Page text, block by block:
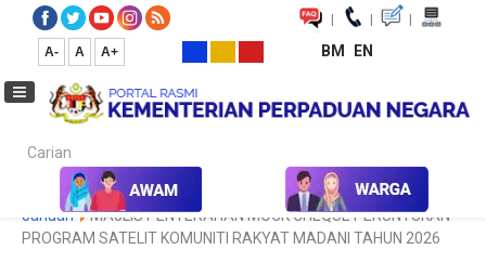
| | |
A- A A+ BM EN
Carian...
Laman Utama Media Koleksi Media Teks Ucapan
2026
Januari
MAJLIS PENYERAHAN MOCK CHEQUE PERUNTUKAN
PROGRAM SATELIT KOMUNITI RAKYAT MADANI TAHUN 2026